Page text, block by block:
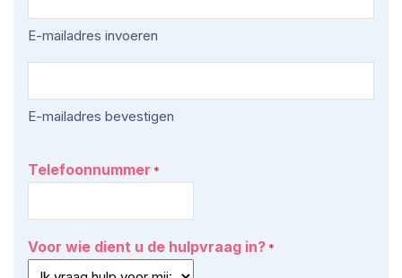
E-mailadres invoeren
E-mailadres bevestigen
Telefoonnummer *
Voor wie dient u de hulpvraag in? *